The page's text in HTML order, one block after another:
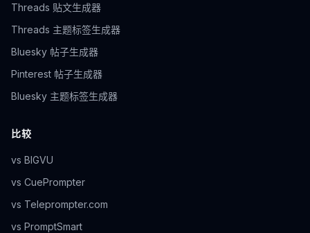
Threads 贴文生成器
Threads 主题标签生成器
Bluesky 帖子生成器
Pinterest 帖子生成器
Bluesky 主题标签生成器
比较
vs BIGVU
vs CuePrompter
vs Teleprompter.com
vs PromptSmart